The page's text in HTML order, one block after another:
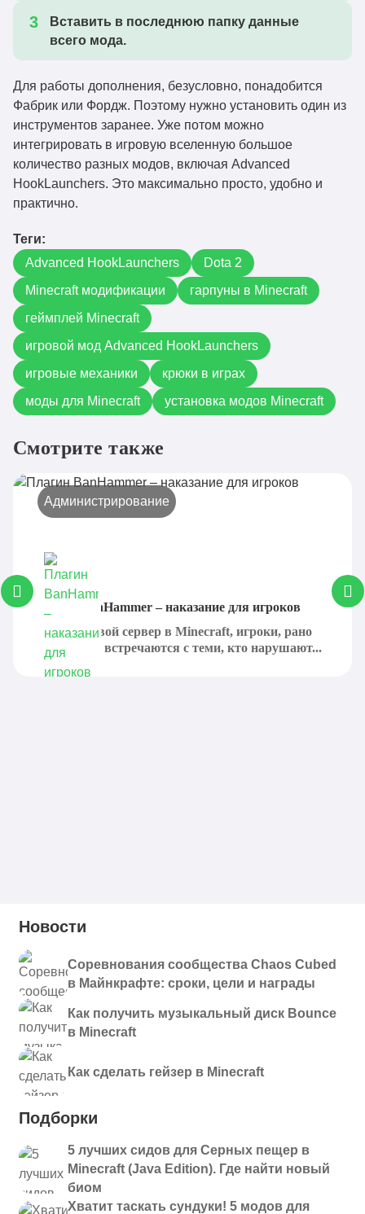
Вставить в последнюю папку данные
всего мода.
Для работы дополнения, безусловно, понадобится
Фабрик или Фордж. Поэтому нужно установить один из
инструментов заранее. Уже потом можно
интегрировать в игровую вселенную большое
количество разных модов, включая Advanced
HookLaunchers. Это максимально просто, удобно и
практично.
Теги:
Advanced HookLaunchers
Dota 2
Minecraft модификации
гарпуны в Minecraft
геймплей Minecraft
игровой мод Advanced HookLaunchers
игровые механики
крюки в играх
моды для Minecraft
установка модов Minecraft
Смотрите также
Администрирование
Плагин BanHammer – наказание для игроков
Создавая свой сервер в Minecraft, игроки, рано
или поздно, встречаются с теми, кто нарушают...
Новости
Соревнования сообщества Chaos Cubed
в Майнкрафте: сроки, цели и награды
Как получить музыкальный диск Bounce
в Minecraft
Как сделать гейзер в Minecraft
Подборки
5 лучших сидов для Серных пещер в
Minecraft (Java Edition). Где найти новый
биом
Хватит таскать сундуки! 5 модов для